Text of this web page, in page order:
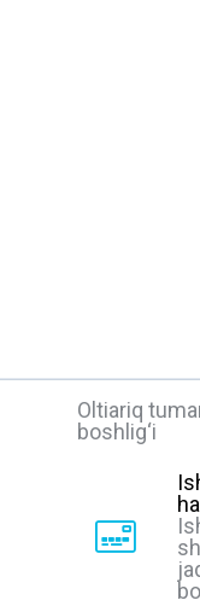
Oltiariq
boshlig‘i